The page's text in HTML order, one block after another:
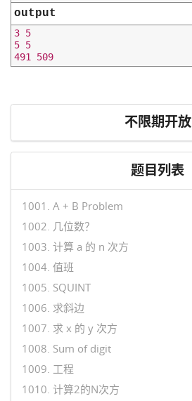
output
3 5
5 5
491 509
不限期开放
题目列表
1001. A + B Problem
1002. 几位数？
1003. 计算 a 的 n 次方
1004. 值班
1005. SQUINT
1006. 求斜边
1007. 求 x 的 y 次方
1008. Sum of digit
1009. 工程
1010. 计算2的N次方